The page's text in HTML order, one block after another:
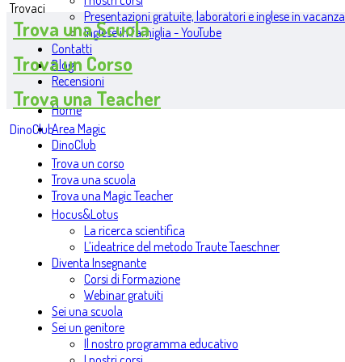
Presentazioni gratuite, laboratori e inglese in vacanza
Inglese in famiglia - YouTube
Contatti
Blog
Recensioni
Home
Area Magic
DinoClub
Trova un corso
Trova una scuola
Trova una Magic Teacher
Hocus&Lotus
La ricerca scientifica
L’ideatrice del metodo Traute Taeschner
Diventa Insegnante
Corsi di Formazione
Webinar gratuiti
Sei una scuola
Sei un genitore
Il nostro programma educativo
Trovaci
Trova una Scuola
Trova un Corso
Trova una Teacher
DinoClub